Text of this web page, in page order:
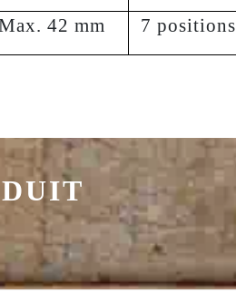
42 mm 7 positions